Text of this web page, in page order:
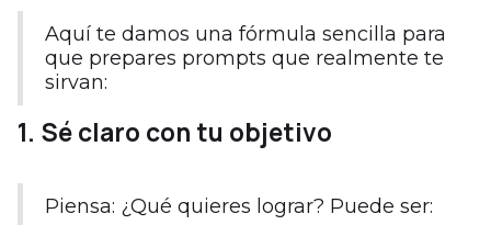
Aquí te damos una fórmula sencilla para
que prepares prompts que realmente te
sirvan:
1. Sé claro con tu objetivo
Piensa: ¿Qué quieres lograr? Puede ser: